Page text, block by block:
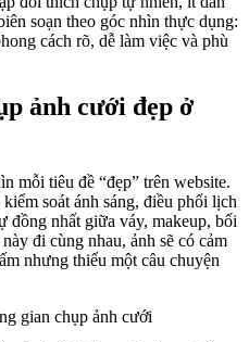
soạn theo góc nhìn thực dụng:
cách rõ, dễ làm việc và phù
ảnh cưới đẹp ở
mỗi tiêu đề “đẹp” trên website.
soát ánh sáng, điều phối lịch
nhất giữa váy, makeup, bối
đi cùng nhau, ảnh sẽ có cảm
nhưng thiếu một câu chuyện